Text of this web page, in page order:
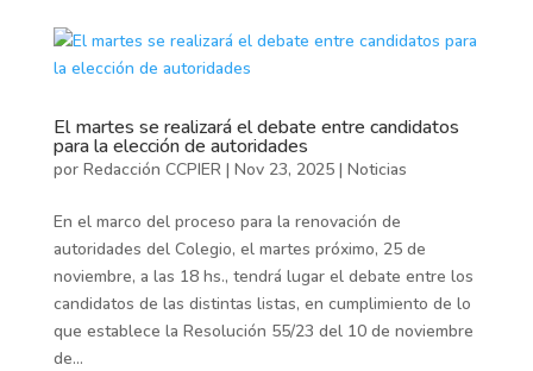
El martes se realizará el debate entre candidatos
para la elección de autoridades
por Redacción CCPIER| Nov 23, 2025| Noticias
En el marco del proceso para la renovación de
autoridades del Colegio, el martes próximo, 25 de
noviembre, a las 18 hs., tendrá lugar el debate entre los
candidatos de las distintas listas, en cumplimiento de lo
que establece la Resolución 55/23 del 10 de noviembre
de...